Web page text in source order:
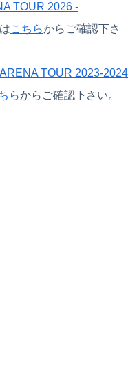
TOUR 2026 -
こちらからご確認下さ
TOUR 2023-2024
らからご確認下さい。